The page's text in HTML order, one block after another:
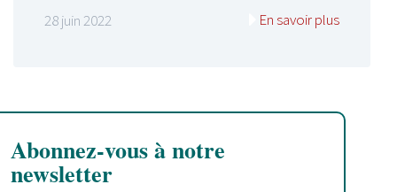
28 juin 2022 En savoir plus
Abonnez-vous à notre
newsletter